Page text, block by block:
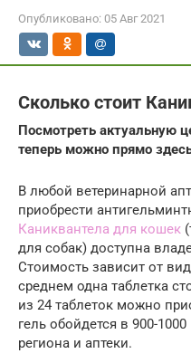
Опубликовано: 05 Авг 2021
Сколько стоит
Посмотреть актуальную
теперь можно прямо
В любой ветеринарной
приобрести
Каниквантела для кошек
для собак) доступна
Стоимость зависит от
среднем одна таблетка
из 24 таблеток можно
гель обойдется в 900-
региона и аптеки.